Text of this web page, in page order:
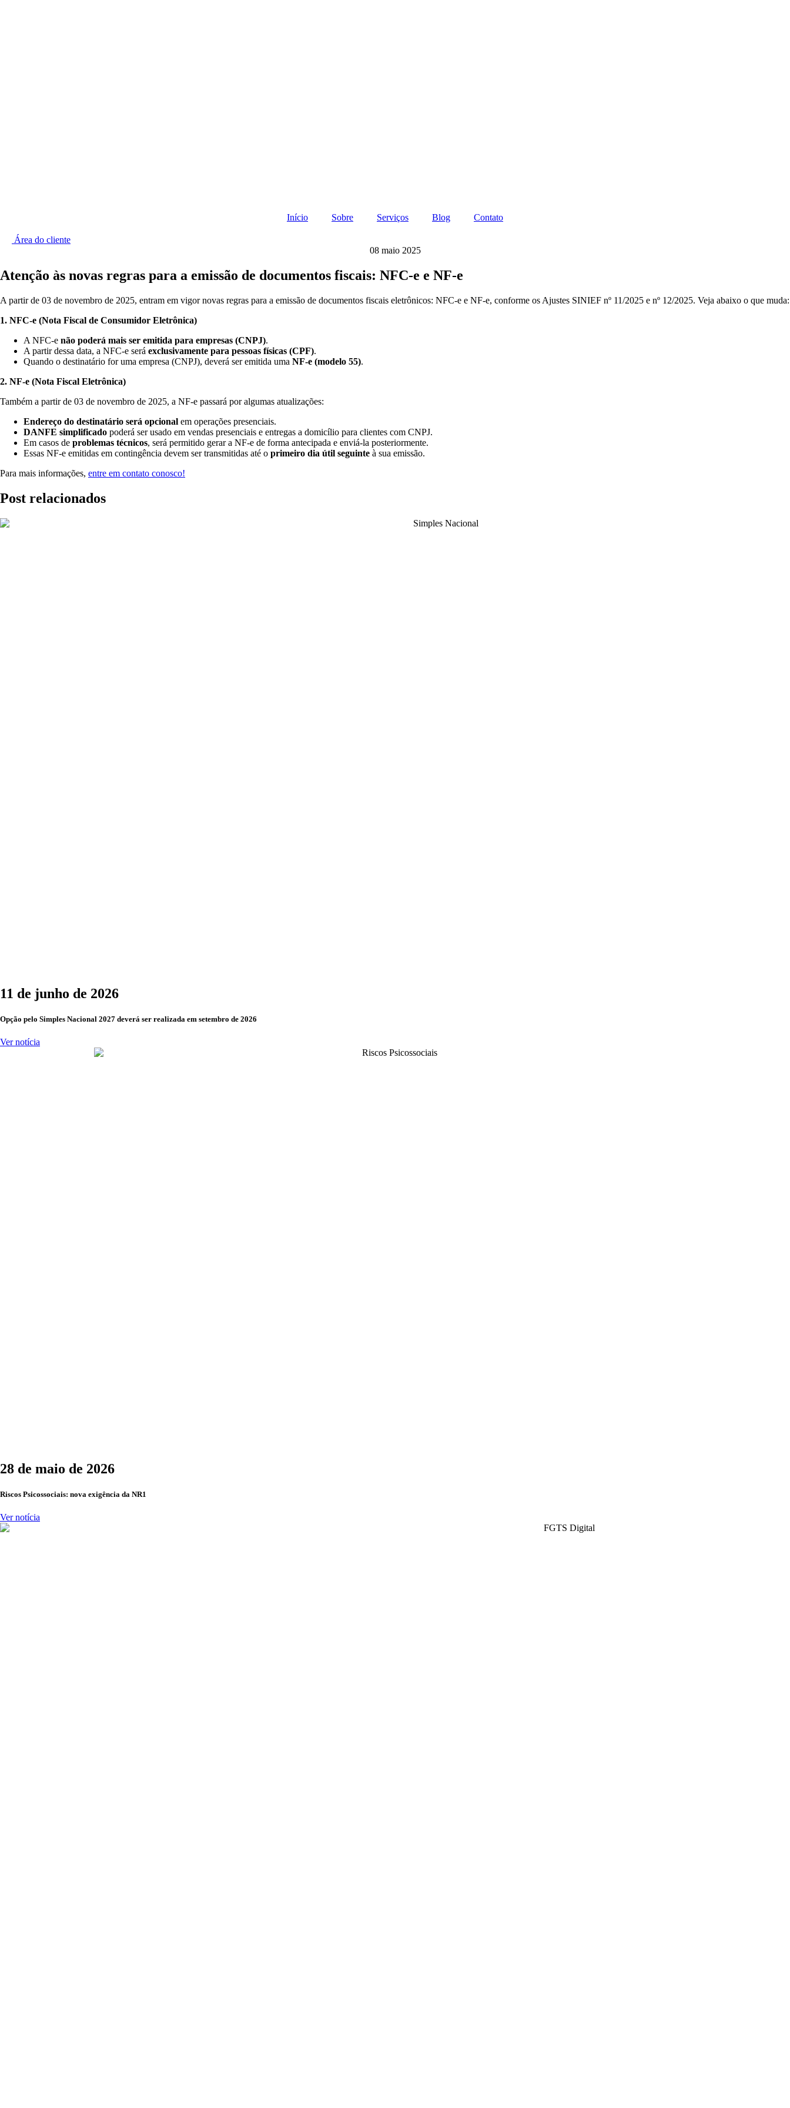
Início Sobre Serviços Blog Contato
Área do cliente
08 maio 2025
Atenção às novas regras para a emissão de documentos fiscais: NFC-e e NF-e
A partir de 03 de novembro de 2025, entram em vigor novas regras para a emissão de documentos fiscais eletrônicos: NFC-e e NF-e, conforme os Ajustes SINIEF nº 11/2025 e nº 12/2025. Veja abaixo o que muda:
1. NFC-e (Nota Fiscal de Consumidor Eletrônica)
A NFC-e não poderá mais ser emitida para empresas (CNPJ).
A partir dessa data, a NFC-e será exclusivamente para pessoas físicas (CPF).
Quando o destinatário for uma empresa (CNPJ), deverá ser emitida uma NF-e (modelo 55).
2. NF-e (Nota Fiscal Eletrônica)
Também a partir de 03 de novembro de 2025, a NF-e passará por algumas atualizações:
Endereço do destinatário será opcional em operações presenciais.
DANFE simplificado poderá ser usado em vendas presenciais e entregas a domicílio para clientes com CNPJ.
Em casos de problemas técnicos, será permitido gerar a NF-e de forma antecipada e enviá-la posteriormente.
Essas NF-e emitidas em contingência devem ser transmitidas até o primeiro dia útil seguinte à sua emissão.
Para mais informações, entre em contato conosco!
Post relacionados
11 de junho de 2026
Opção pelo Simples Nacional 2027 deverá ser realizada em setembro de 2026
Ver notícia
28 de maio de 2026
Riscos Psicossociais: nova exigência da NR1
Ver notícia